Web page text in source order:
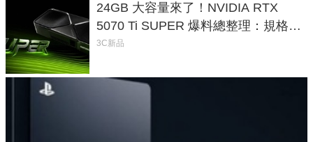
24GB 大容量來了！NVIDIA RTX
5070 Ti SUPER 爆料總整理：規格、
功耗、上市時間
3C新品